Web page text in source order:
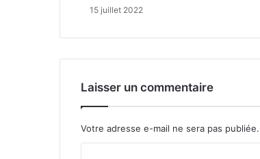
15 juillet 2022
Laisser un commentaire
Votre adresse e-mail ne sera pas publiée.